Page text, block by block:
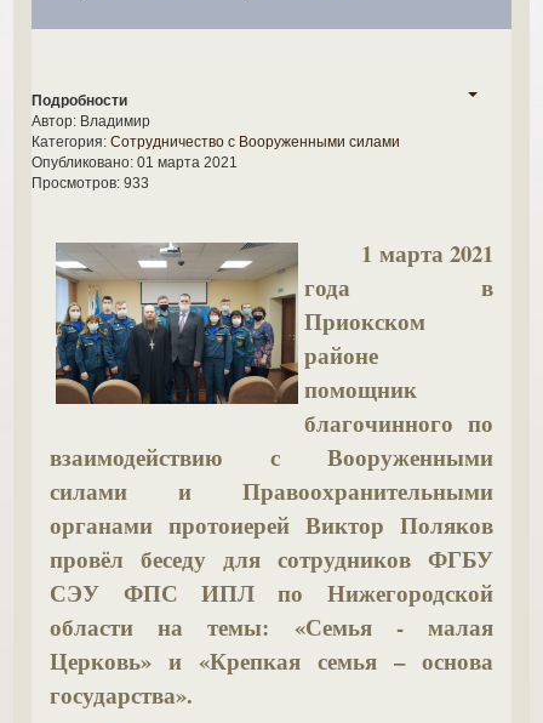
Подробности
Автор: Владимир
Категория:Сотрудничество с Вооруженными силами
Опубликовано: 01 марта 2021
Просмотров: 933
1 марта 2021
года в
Приокском
районе
помощник
благочинного по
взаимодействию с Вооруженными
силами и Правоохранительными
органами протоиерей Виктор Поляков
провёл беседу для сотрудников ФГБУ
СЭУ ФПС ИПЛ по Нижегородской
области на темы: «Семья - малая
Церковь» и «Крепкая семья – основа
государства».